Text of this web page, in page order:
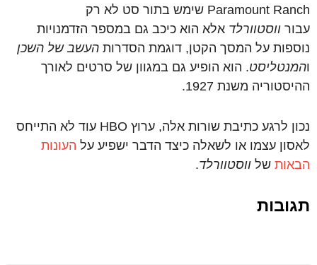
Paramount Ranch שימש בתור סט לא רק
עבור ווסטוורלד אלא הוא כיכב גם במספר הזדמנויות
נוספות על המסך הקטן, דוגמת הסדרות העשב של השכן
והמנטליסט. הוא הופיע גם במגוון של סרטים לאורך
ההיסטוריה משנת 1927.
נכון לרגע כתיבת שורות אלה, ערוץ HBO עוד לא התייחס
לאסון עצמו או לשאלה כיצד הדבר ישפיע על העונות
הבאות של ווסטוורלד.
תגובות